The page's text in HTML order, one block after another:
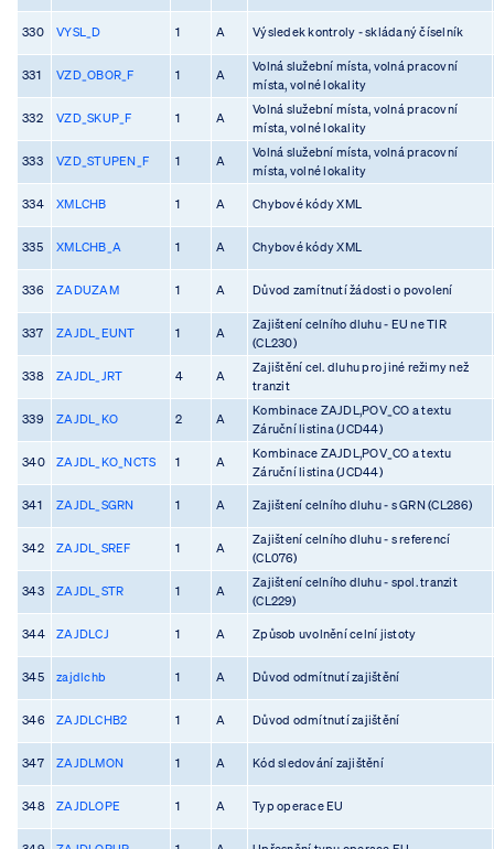
330 VYSL_D 1 A Výsledek kontroly - skládaný číselník
331 VZD_OBOR_F 1 A
Volná služební místa, volná pracovní
místa, volné lokality
332 VZD_SKUP_F 1 A
Volná služební místa, volná pracovní
místa, volné lokality
333 VZD_STUPEN_F 1 A
Volná služební místa, volná pracovní
místa, volné lokality
334 XMLCHB 1 A Chybové kódy XML
335 XMLCHB_A 1 A Chybové kódy XML
336 ZADUZAM 1 A Důvod zamítnutí žádosti o povolení
337 ZAJDL_EUNT 1 A
Zajištení celního dluhu - EU ne TIR
(CL230)
338 ZAJDL_JRT 4 A
Zajištění cel. dluhu pro jiné režimy než
tranzit
339 ZAJDL_KO 2 A
Kombinace ZAJDL,POV_CO a textu
Záruční listina (JCD44)
340 ZAJDL_KO_NCTS 1 A
Kombinace ZAJDL,POV_CO a textu
Záruční listina (JCD44)
341 ZAJDL_SGRN 1 A Zajištení celního dluhu - s GRN (CL286)
342 ZAJDL_SREF 1 A
Zajištení celního dluhu - s referencí
(CL076)
343 ZAJDL_STR 1 A
Zajištení celního dluhu - spol. tranzit
(CL229)
344 ZAJDLCJ 1 A Způsob uvolnění celní jistoty
345 zajdlchb 1 A Důvod odmítnutí zajištění
346 ZAJDLCHB2 1 A Důvod odmítnutí zajištění
347 ZAJDLMON 1 A Kód sledování zajištění
348 ZAJDLOPE 1 A Typ operace EU